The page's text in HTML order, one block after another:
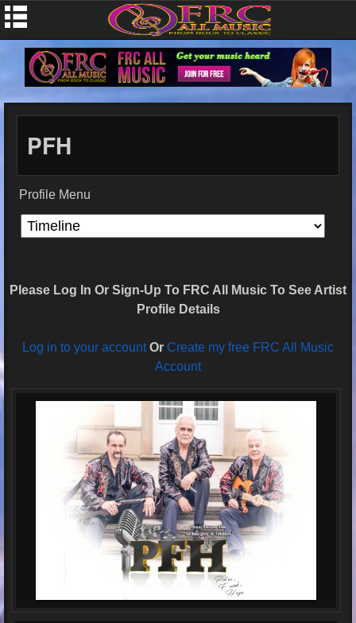
PFH
Profile Menu
Please Log In Or Sign-Up To FRC All Music To See Artist
Profile Details
Log in to your account Or Create my free FRC All Music
Account